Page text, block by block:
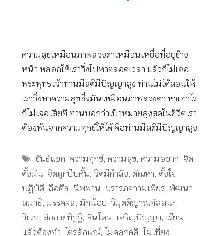
ความสุขเหมือนภาพลวงตาเหมือนเหยื่อที่อยู่ข้าง
หน้า หลอกให้เราวิ่งไปหาตลอดเวลา แล้วก็ไม่เจอ
พระพุทธเจ้าท่านมีสติมีปัญญาสูง ท่านไม่ได้สอนให้
เราวิ่งหาความสุขซึ่งมันเหมือนภาพลวงตา หาเท่าไร
ก็ไม่เจอเสียที ท่านบอกว่าเป้าหมายสูงสุดในชีวิตเรา
ต้องพ้นจากความทุกข์ให้ได้ คือท่านมีสติมีปัญญาสูง
Tags
ขันธ์แยก,ความทุกข์,ความสุข,ความอยาก, จิต
ตั้งมั่น, จิตถูกบีบคั้น, จิตมีกำลัง, ตัณหา, ตั้งใจ
ปฏิบัติ, ถือศีล, นิพพาน, ปรารภความเพียร, พัฒนา
สมาธิ, มรรคผล, มักน้อย, วิมุตติญาณทัสสนะ,
วิเวก, สักกายทิฏฐิ, สันโดษ, เจริญปัญญา, เรียน
แล้วต้องทำ, ไตรลักษณ์, ไม่คลุกคลี, ไม่เที่ยง